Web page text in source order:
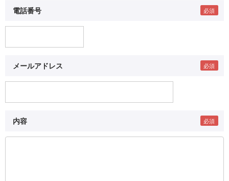
電話番号
メールアドレス
内容